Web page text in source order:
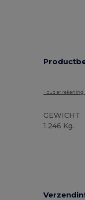
Houd er
GEWICHT
1.246 Kg.